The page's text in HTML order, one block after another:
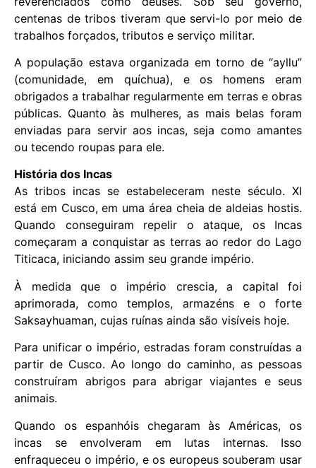
centenas de tribos tiveram que servi-lo por meio de
trabalhos forçados, tributos e serviço militar.
A população estava organizada em torno de “ayllu”
(comunidade, em quíchua), e os homens eram
obrigados a trabalhar regularmente em terras e obras
públicas. Quanto às mulheres, as mais belas foram
enviadas para servir aos incas, seja como amantes
ou tecendo roupas para ele.
História dos Incas
As tribos incas se estabeleceram neste século. XI
está em Cusco, em uma área cheia de aldeias hostis.
Quando conseguiram repelir o ataque, os Incas
começaram a conquistar as terras ao redor do Lago
Titicaca, iniciando assim seu grande império.
À medida que o império crescia, a capital foi
aprimorada, como templos, armazéns e o forte
Saksayhuaman, cujas ruínas ainda são visíveis hoje.
Para unificar o império, estradas foram construídas a
partir de Cusco. Ao longo do caminho, as pessoas
construíram abrigos para abrigar viajantes e seus
animais.
Quando os espanhóis chegaram às Américas, os
incas se envolveram em lutas internas. Isso
enfraqueceu o império, e os europeus souberam usar